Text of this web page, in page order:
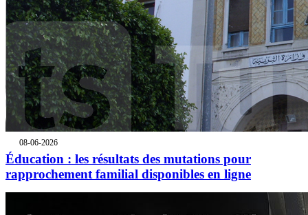
08-06-2026
Éducation : les résultats des mutations pour
rapprochement familial disponibles en ligne